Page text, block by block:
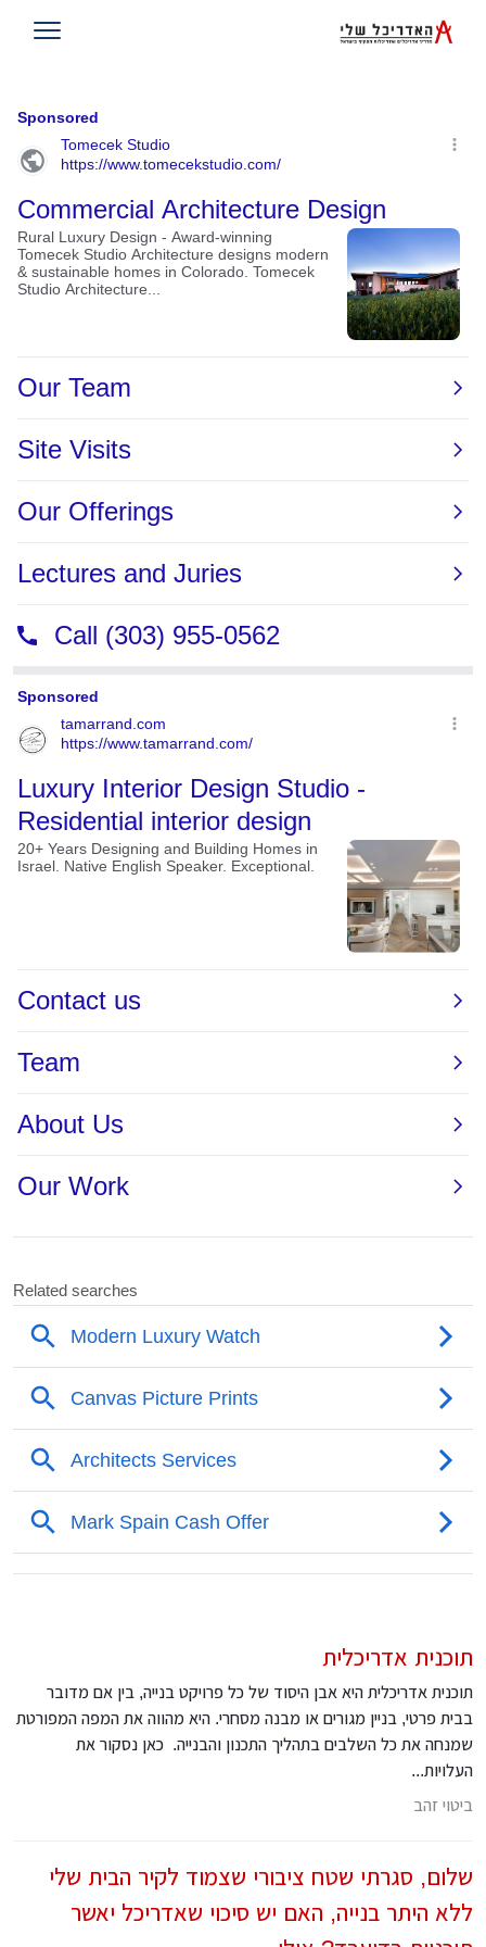
תוצאות חיפוש: אדריכל
תוכנית אדריכלית
תוכנית אדריכלית היא אבן היסוד של כל פרויקט בנייה, בין אם מדובר
בבית פרטי, בניין מגורים או מבנה מסחרי. היא מהווה את המפה המפורטת
שמנחה את כל השלבים בתהליך התכנון והבנייה. כאן נסקור את
העלויות...
ביטוי זהב
שלום, סגרתי שטח ציבורי שצמוד לקיר הבית שלי
ללא היתר בנייה, האם יש סיכוי שאדריכל יאשר